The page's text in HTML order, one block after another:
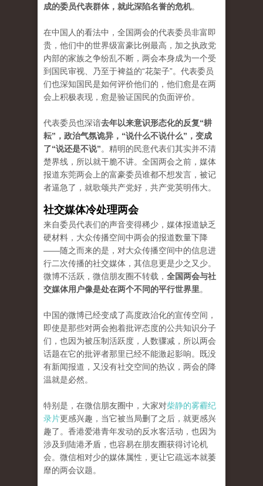
成的委员代表群体，就此深陷名誉的危机。
在中国人的看法中，全国两会的代表委员非富即
贵，他们中的世界级富豪比例最高，加之执政党
内部的家族之争纷乱不断，两会本身成为一个受
到国民审视、乃至于裨益的“花架子”。代表委员
们也深知国民是如何评价他们的，他们愈是在两
会上积极表现，愈是验证国民的负面评价。
代表委员也深谙去年以来意识形态化的反复“耕
耘”，政治气氛诡异，“说什么不说什么”，变成
了“说还是不说”。精明的民意代表们其实并不清
楚界线，所以就干脆不讲。全国两会之前，媒体
报道东莞两会上的富豪委员谁都不想发言，被记
者逼急了，就歌颂共产党好，共产党英明伟大。
社交媒体冷处理两会
来自委员代表们的声音变得稀少，媒体报道缺乏
硬材料，大众传播空间中两会的报道数量下降
——随之而来的是，对大众传播空间中的信息进
行二次传播的社交媒体，其信息更是少之又少。
微博不活跃，微信朋友圈不转载， 全国两会与社
交媒体用户像是处在两个不同的平行世界里。
中国的微博已经变成了高度政治化的宣传空间，
即使是那些对两会抱着批评态度的公共知识分子
们，也因为被压制活跃度，人数骤减，所以两会
话题在它的批评者那里已经不能激起影响。既没
有新闻报道，又没有社交空间的热议，两会的降
温就是必然。
特别是，在微信朋友圈中，大家对柴静的雾霾纪
录片更感兴趣，当它被当局删了之后，就更感兴
趣了。香港爱港青年发动的反水客活动，也因为
涉及到陆港矛盾，也容易在朋友圈获得讨论机
会。微信相对少的媒体属性，更让它疏远本就萎
靡的两会议题。